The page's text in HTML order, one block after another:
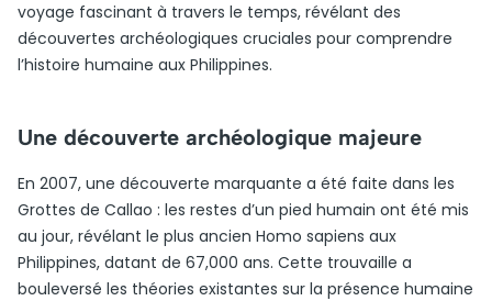
voyage fascinant à travers le temps, révélant des
découvertes archéologiques cruciales pour comprendre
l’histoire humaine aux Philippines.
Une découverte archéologique majeure
En 2007, une découverte marquante a été faite dans les
Grottes de Callao : les restes d’un pied humain ont été mis
au jour, révélant le plus ancien Homo sapiens aux
Philippines, datant de 67,000 ans. Cette trouvaille a
bouleversé les théories existantes sur la présence humaine